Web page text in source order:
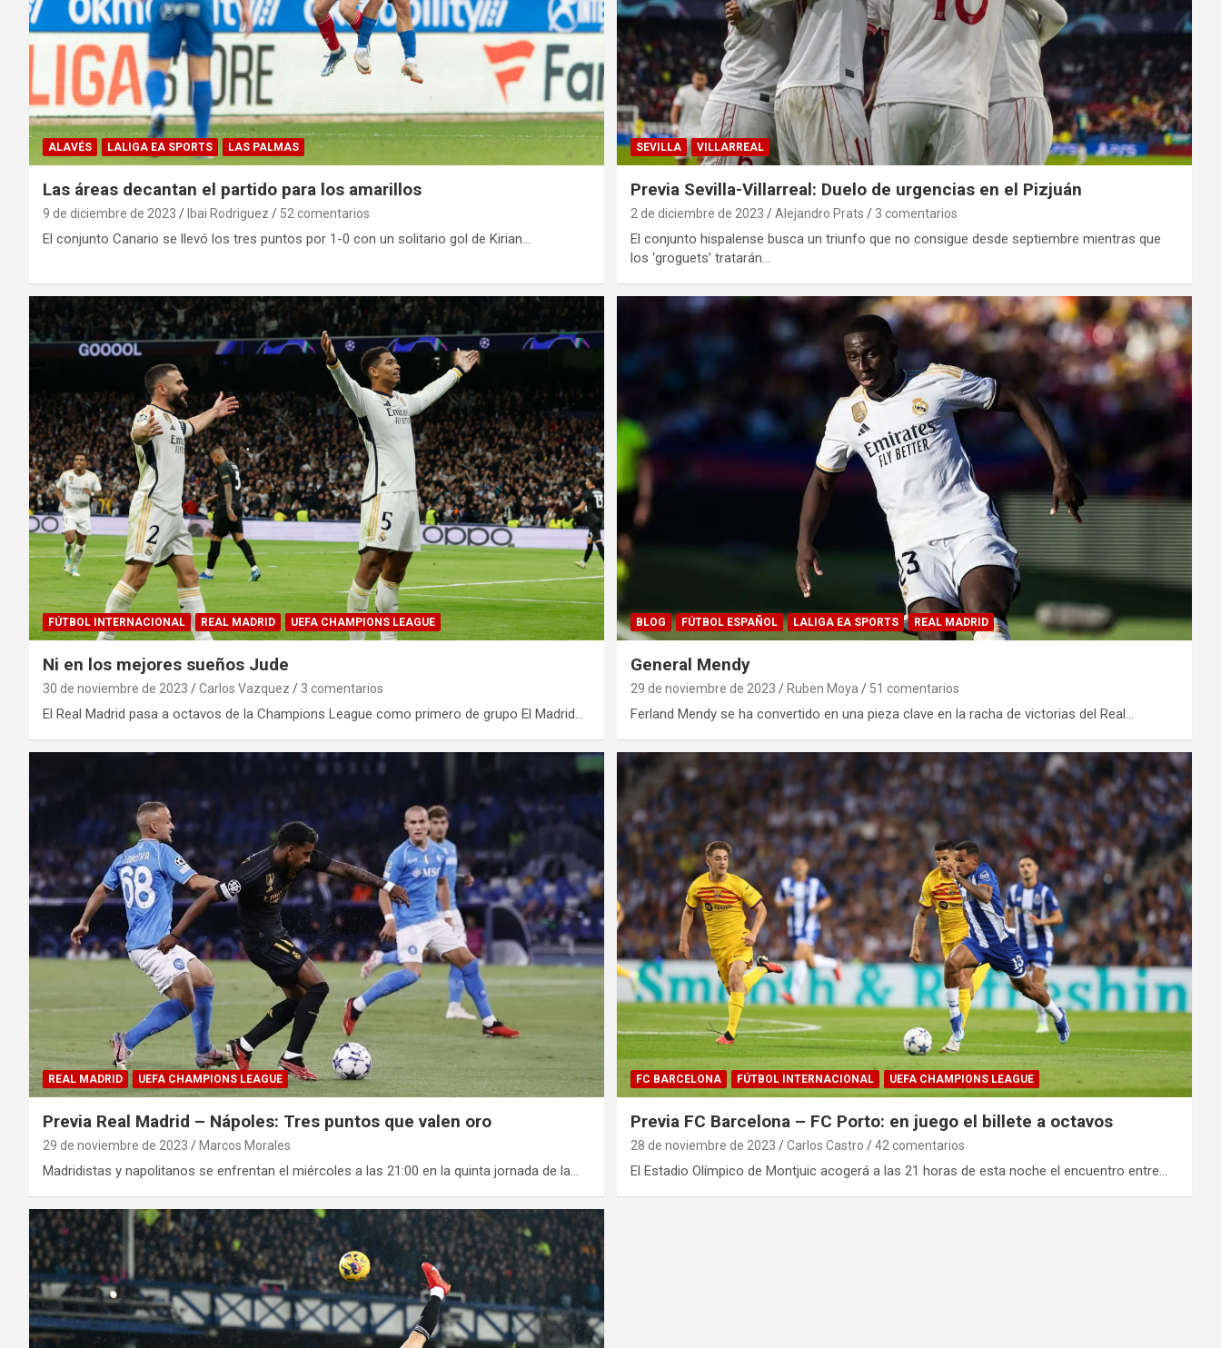
ALAVÉS LALIGA EA SPORTS LAS PALMAS
Las áreas decantan el partido para los amarillos
9 de diciembre de 2023 Ibai Rodriguez 52 comentarios
El conjunto Canario se llevó los tres puntos por 1-0 con un solitario gol de Kirian…
SEVILLA VILLARREAL
Previa Sevilla-Villarreal: Duelo de urgencias en el Pizjuán
2 de diciembre de 2023 Alejandro Prats 3 comentarios
El conjunto hispalense busca un triunfo que no consigue desde septiembre mientras que
los ‘groguets’ tratarán…
FÚTBOL INTERNACIONAL REAL MADRID UEFA CHAMPIONS LEAGUE
Ni en los mejores sueños Jude
30 de noviembre de 2023 Carlos Vazquez 3 comentarios
El Real Madrid pasa a octavos de la Champions League como primero de grupo El Madrid…
BLOG FÚTBOL ESPAÑOL LALIGA EA SPORTS REAL MADRID
General Mendy
29 de noviembre de 2023 Ruben Moya 51 comentarios
Ferland Mendy se ha convertido en una pieza clave en la racha de victorias del Real…
REAL MADRID UEFA CHAMPIONS LEAGUE
Previa Real Madrid – Nápoles: Tres puntos que valen oro
29 de noviembre de 2023 Marcos Morales
Madridistas y napolitanos se enfrentan el miércoles a las 21:00 en la quinta jornada de la…
FC BARCELONA FÚTBOL INTERNACIONAL UEFA CHAMPIONS LEAGUE
Previa FC Barcelona – FC Porto: en juego el billete a octavos
28 de noviembre de 2023 Carlos Castro 42 comentarios
El Estadio Olímpico de Montjuic acogerá a las 21 horas de esta noche el encuentro entre…